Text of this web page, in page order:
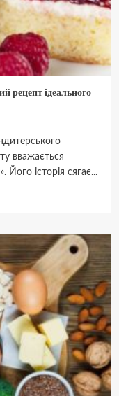
рецепт ідеального
вважається
Його історія сягає...